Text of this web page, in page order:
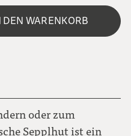
DEN WARENKORB
oder zum
Sepplhut ist ein